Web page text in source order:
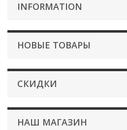
INFORMATION
НОВЫЕ ТОВАРЫ
СКИДКИ
НАШ МАГАЗИН